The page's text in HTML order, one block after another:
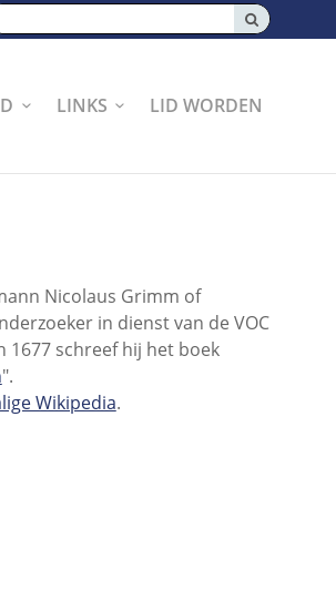
LINKS LID WORDEN
Nicolaus Grimm of
in dienst van de VOC
1677 schreef hij het boek
".
Wikipedia.